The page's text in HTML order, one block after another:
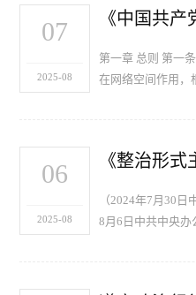
07
2025-08
第一章 总则 第一
在网络空间作用，
06
2025-08
（2024年7月30
8月6日中共中央办